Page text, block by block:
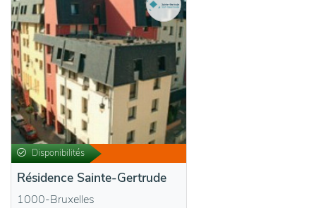
Disponibilités
Résidence Sainte-Gertrude
1000-Bruxelles